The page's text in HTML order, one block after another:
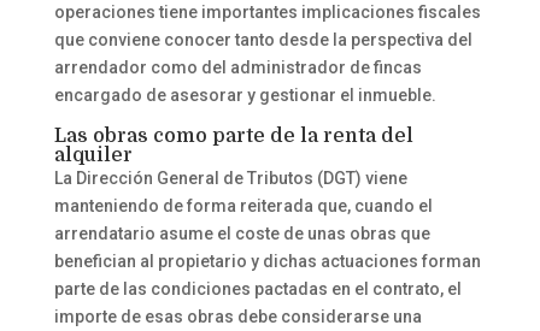
operaciones tiene importantes implicaciones fiscales
que conviene conocer tanto desde la perspectiva del
arrendador como del administrador de fincas
encargado de asesorar y gestionar el inmueble.
Las obras como parte de la renta del
alquiler
La Dirección General de Tributos (DGT) viene
manteniendo de forma reiterada que, cuando el
arrendatario asume el coste de unas obras que
benefician al propietario y dichas actuaciones forman
parte de las condiciones pactadas en el contrato, el
importe de esas obras debe considerarse una